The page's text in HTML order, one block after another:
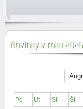
Novinky v roku 2026
Po Ut St Št